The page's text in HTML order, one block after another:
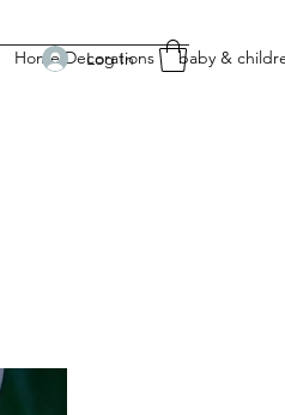
Home Decorations baby &
Log In